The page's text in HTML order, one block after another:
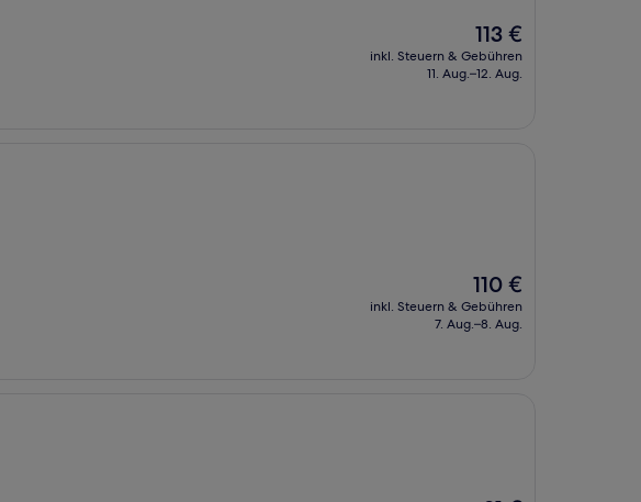
Der
Preis
beträgt
113 €
inkl. Steuern & Gebühren
11. Aug.–12. Aug.
Der
Preis
beträgt
110 €
inkl. Steuern & Gebühren
7. Aug.–8. Aug.